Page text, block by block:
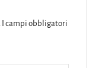
I campi obbligatori